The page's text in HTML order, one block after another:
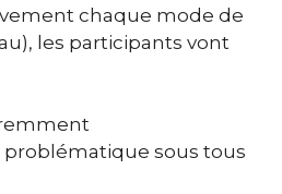
chaque mode de
les participants vont
sous tous